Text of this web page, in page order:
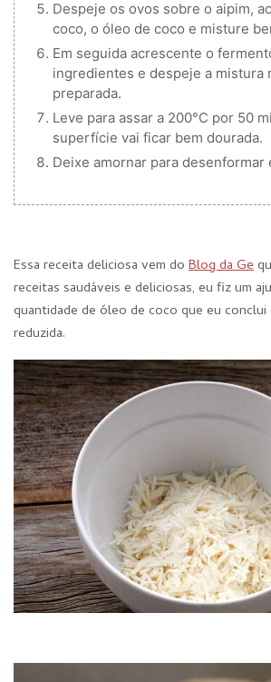
Despeje os ovos sobre o aipim,
coco, o óleo de coco e misture
Em seguida acrescente o
ingredientes e despeje a mistura
preparada.
Leve para assar a 200°C por 50
superfície vai ficar bem dourada.
Deixe amornar para desenformar
Essa receita deliciosa vem do Blog da Ge
receitas saudáveis e deliciosas, eu fiz um
quantidade de óleo de coco que eu conclui
reduzida.